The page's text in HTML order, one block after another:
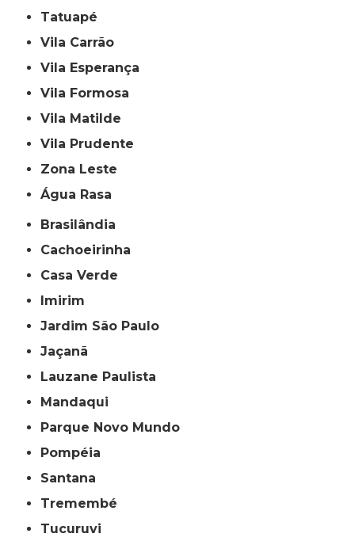
Tatuapé
Vila Carrão
Vila Esperança
Vila Formosa
Vila Matilde
Vila Prudente
Zona Leste
Água Rasa
Brasilândia
Cachoeirinha
Casa Verde
Imirim
Jardim São Paulo
Jaçanã
Lauzane Paulista
Mandaqui
Parque Novo Mundo
Pompéia
Santana
Tremembé
Tucuruvi